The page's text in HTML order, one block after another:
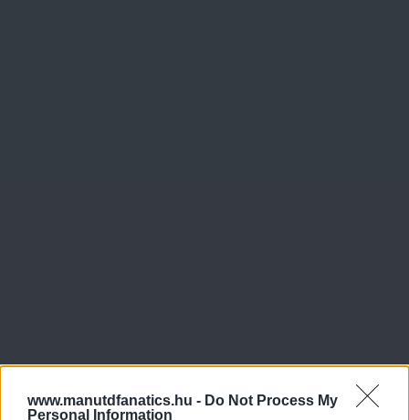
www.manutdfanatics.hu - Do Not Process My
Personal Information